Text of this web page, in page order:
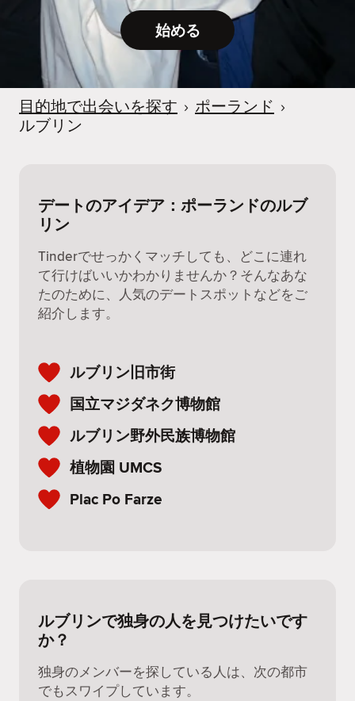
始める
目的地で出会いを探す › ポーランド ›
ルブリン
デートのアイデア：ポーランドのルブ
リン
Tinderでせっかくマッチしても、どこに連れ
て行けばいいかわかりませんか？そんなあな
たのために、人気のデートスポットなどをご
紹介します。
ルブリン旧市街
国立マジダネク博物館
ルブリン野外民族博物館
植物園 UMCS
Plac Po Farze
ルブリンで独身の人を見つけたいです
か？
独身のメンバーを探している人は、次の都市
でもスワイプしています。